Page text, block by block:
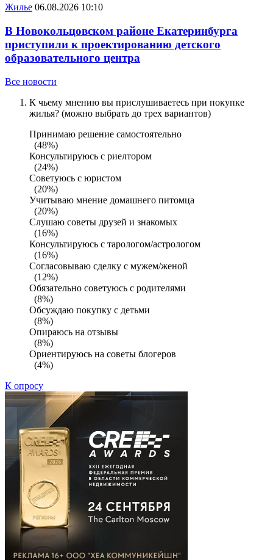
Жилье 06.08.2026 10:10
В Новокольцовском районе Екатеринбурга
приступили к проектированию детского
образовательного центра
Все новости
К чьему мнению вы прислушиваетесь при покупке
жилья? (можно выбрать до трех вариантов)
Принимаю решение самостоятельно
(48%)
Консультируюсь с риелтором
(24%)
Советуюсь с юристом
(20%)
Учитываю мнение домашнего питомца
(20%)
Слушаю советы друзей и знакомых
(16%)
Консультируюсь с тарологом/астрологом
(16%)
Согласовываю сделку с мужем/женой
(12%)
Обязательно советуюсь с родителями
(8%)
Обсуждаю покупку с детьми
(8%)
Опираюсь на отзывы
(8%)
Ориентируюсь на советы блогеров
(4%)
К опросу